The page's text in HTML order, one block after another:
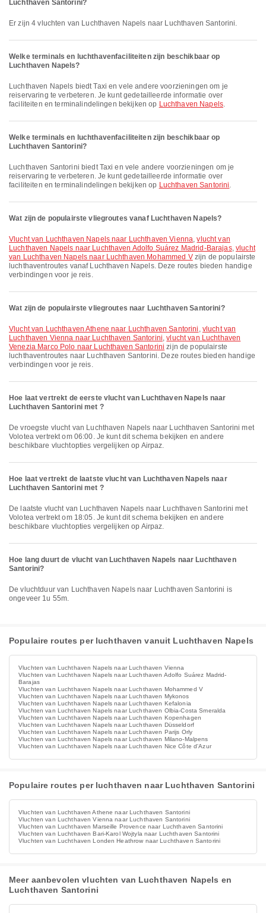
Luchthaven Santorini?
Er zijn 4 vluchten van Luchthaven Napels naar Luchthaven Santorini.
Welke terminals en luchthavenfaciliteiten zijn beschikbaar op
Luchthaven Napels?
Luchthaven Napels biedt Taxi en vele andere voorzieningen om je
reiservaring te verbeteren. Je kunt gedetailleerde informatie over
faciliteiten en terminalindelingen bekijken op Luchthaven Napels.
Welke terminals en luchthavenfaciliteiten zijn beschikbaar op
Luchthaven Santorini?
Luchthaven Santorini biedt Taxi en vele andere voorzieningen om je
reiservaring te verbeteren. Je kunt gedetailleerde informatie over
faciliteiten en terminalindelingen bekijken op Luchthaven Santorini.
Wat zijn de populairste vliegroutes vanaf Luchthaven Napels?
vlucht van Luchthaven Napels naar Luchthaven Vienna,vlucht van
Luchthaven Napels naar Luchthaven Adolfo Suárez Madrid-Barajas, vlucht
van Luchthaven Napels naar Luchthaven Mohammed Vzijn de populairste
luchthaventroutes vanaf Luchthaven Napels. Deze routes bieden handige
verbindingen voor je reis.
Wat zijn de populairste vliegroutes naar Luchthaven Santorini?
vlucht van Luchthaven Athene naar Luchthaven Santorini , vlucht van
Luchthaven Vienna naar Luchthaven Santorini,vlucht van Luchthaven
Venezia Marco Polo naar Luchthaven Santorini zijn de populairste
luchthaventroutes naar Luchthaven Santorini. Deze routes bieden handige
verbindingen voor je reis.
Hoe laat vertrekt de eerste vlucht van Luchthaven Napels naar
Luchthaven Santorini met ?
De vroegste vlucht van Luchthaven Napels naar Luchthaven Santorini met
Volotea vertrekt om 06:00. Je kunt dit schema bekijken en andere
beschikbare vluchtopties vergelijken op Airpaz.
Hoe laat vertrekt de laatste vlucht van Luchthaven Napels naar
Luchthaven Santorini met ?
De laatste vlucht van Luchthaven Napels naar Luchthaven Santorini met
Volotea vertrekt om 18:05. Je kunt dit schema bekijken en andere
beschikbare vluchtopties vergelijken op Airpaz.
Hoe lang duurt de vlucht van Luchthaven Napels naar Luchthaven
Santorini?
De vluchtduur van Luchthaven Napels naar Luchthaven Santorini is
ongeveer 1u 55m.
Populaire routes per luchthaven vanuit Luchthaven Napels
Vluchten van Luchthaven Napels naar Luchthaven Vienna
Vluchten van Luchthaven Napels naar Luchthaven Adolfo Suárez Madrid-
Barajas
Vluchten van Luchthaven Napels naar Luchthaven Mohammed V
Vluchten van Luchthaven Napels naar Luchthaven Mykonos
Vluchten van Luchthaven Napels naar Luchthaven Kefalonia
Vluchten van Luchthaven Napels naar Luchthaven Olbia-Costa Smeralda
Vluchten van Luchthaven Napels naar Luchthaven Kopenhagen
Vluchten van Luchthaven Napels naar Luchthaven Düsseldorf
Vluchten van Luchthaven Napels naar Luchthaven Parijs Orly
Vluchten van Luchthaven Napels naar Luchthaven Milano-Malpens
Vluchten van Luchthaven Napels naar Luchthaven Nice Côte d'Azur
Populaire routes per luchthaven naar Luchthaven Santorini
Vluchten van Luchthaven Athene naar Luchthaven Santorini
Vluchten van Luchthaven Vienna naar Luchthaven Santorini
Vluchten van Luchthaven Marseille Provence naar Luchthaven Santorini
Vluchten van Luchthaven Bari-Karol Wojtyla naar Luchthaven Santorini
Vluchten van Luchthaven Londen Heathrow naar Luchthaven Santorini
Meer aanbevolen vluchten van Luchthaven Napels en
Luchthaven Santorini